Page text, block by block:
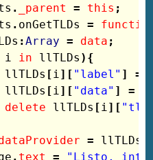
. _parent = this ;
. onGetTLDs =
:Array = data ;
i in llTLDs ){
llTLDs [ i ][ "label" ] =
llTLDs [ i ][ "data" ] =
delete
llTLDs [ i ][
= llTLDs
. text =
"Listo,